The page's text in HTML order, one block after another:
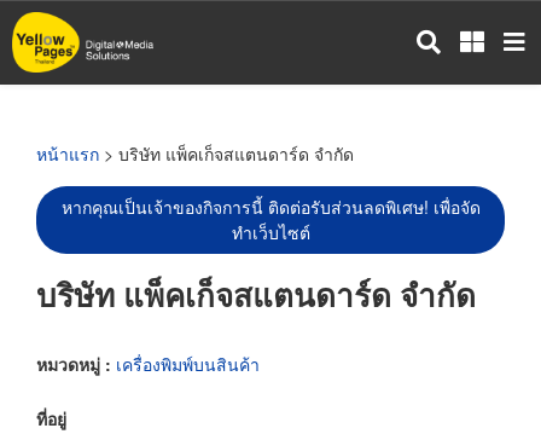
ข้าม
ไป
หน้าแรก > บริษัท แพ็คเก็จสแตนดาร์ด จำกัด
หากคุณเป็นเจ้าของกิจการนี้ ติดต่อรับส่วนลดพิเศษ! เพื่อจัด
ทำเว็บไซต์
บริษัท แพ็คเก็จสแตนดาร์ด จำกัด
หมวดหมู่ : เครื่องพิมพ์บนสินค้า
ที่อยู่